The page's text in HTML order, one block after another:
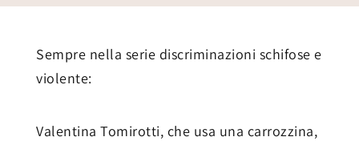
Sempre nella serie discriminazioni schifose e
violente:
Valentina Tomirotti, che usa una carrozzina,